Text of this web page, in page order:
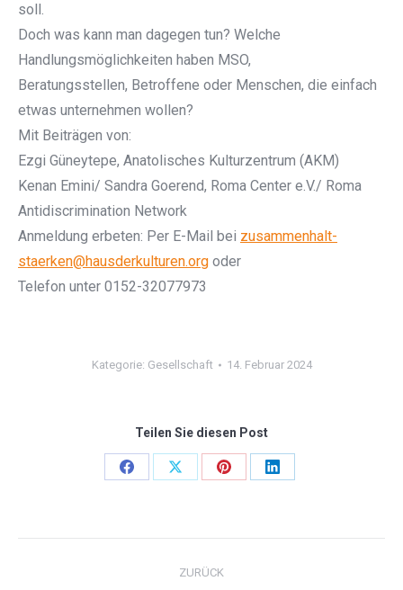
soll.
Doch was kann man dagegen tun? Welche
Handlungsmöglichkeiten haben MSO,
Beratungsstellen, Betroffene oder Menschen, die einfach
etwas unternehmen wollen?
Mit Beiträgen von:
Ezgi Güneytepe, Anatolisches Kulturzentrum (AKM)
Kenan Emini/ Sandra Goerend, Roma Center e.V./ Roma
Antidiscrimination Network
Anmeldung erbeten: Per E-Mail bei zusammenhalt-
staerken@hausderkulturen.org oder
Telefon unter 0152-32077973
Kategorie: Gesellschaft 14. Februar 2024
Teilen Sie diesen Post
Share
Share
Share
Share
ZURÜCK